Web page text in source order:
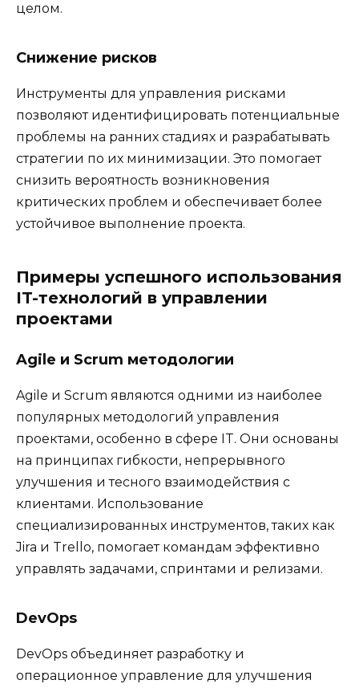
целом.
Снижение рисков
Инструменты для управления рисками
позволяют идентифицировать потенциальные
проблемы на ранних стадиях и разрабатывать
стратегии по их минимизации. Это помогает
снизить вероятность возникновения
критических проблем и обеспечивает более
устойчивое выполнение проекта.
Примеры успешного использования
IT-технологий в управлении
проектами
Agile и Scrum методологии
Agile и Scrum являются одними из наиболее
популярных методологий управления
проектами, особенно в сфере IT. Они основаны
на принципах гибкости, непрерывного
улучшения и тесного взаимодействия с
клиентами. Использование
специализированных инструментов, таких как
Jira и Trello, помогает командам эффективно
управлять задачами, спринтами и релизами.
DevOps
DevOps объединяет разработку и
операционное управление для улучшения